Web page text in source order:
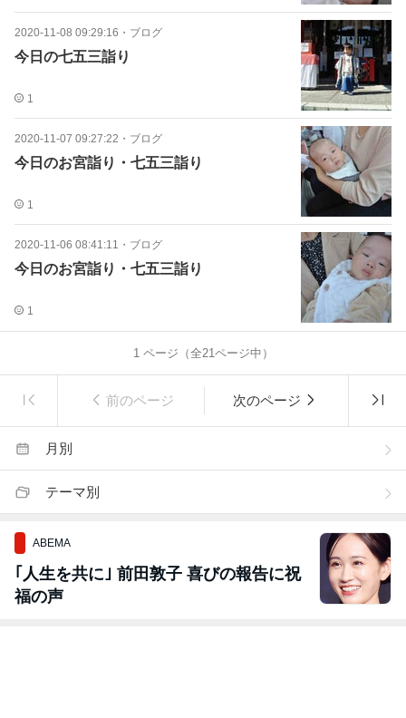
2020-11-08 09:29:16 ・ ブログ
今日の七五三詣り
1
2020-11-07 09:27:22 ・ ブログ
今日のお宮詣り・七五三詣り
1
2020-11-06 08:41:11 ・ ブログ
今日のお宮詣り・七五三詣り
1
1ページ（全21ページ中）
前のページ 次のページ
月別
テーマ別
ABEMA
｢人生を共に｣ 前田敦子 喜びの報告に祝
福の声